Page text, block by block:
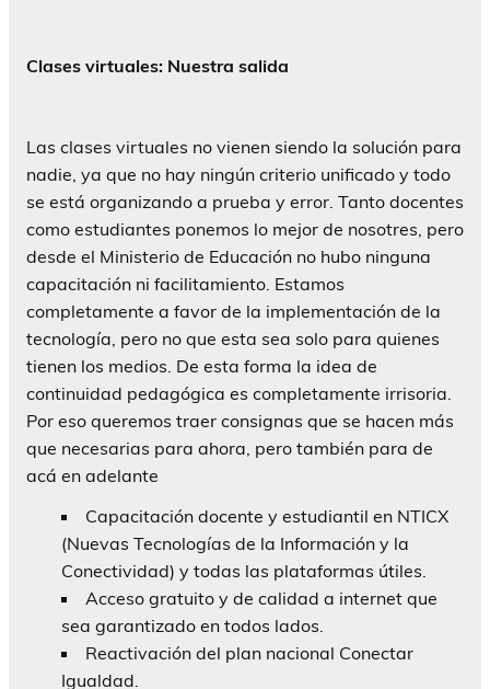
Clases virtuales: Nuestra salida
Las clases virtuales no vienen siendo la solución para
nadie, ya que no hay ningún criterio unificado y todo
se está organizando a prueba y error. Tanto docentes
como estudiantes ponemos lo mejor de nosotres, pero
desde el Ministerio de Educación no hubo ninguna
capacitación ni facilitamiento. Estamos
completamente a favor de la implementación de la
tecnología, pero no que esta sea solo para quienes
tienen los medios. De esta forma la idea de
continuidad pedagógica es completamente irrisoria.
Por eso queremos traer consignas que se hacen más
que necesarias para ahora, pero también para de
acá en adelante
Capacitación docente y estudiantil en NTICX
(Nuevas Tecnologías de la Información y la
Conectividad) y todas las plataformas útiles.
Acceso gratuito y de calidad a internet que
sea garantizado en todos lados.
Reactivación del plan nacional Conectar
Igualdad.